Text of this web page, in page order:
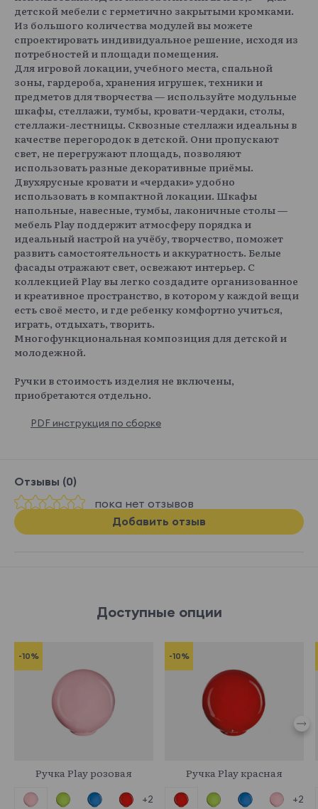
детской мебели с герметично закрытыми кромками.
Из большого количества модулей вы можете
спроектировать индивидуальное решение, исходя из
потребностей и площади помещения.
Для игровой локации, учебного места, спальной
зоны, гардероба, хранения игрушек, техники и
предметов для творчества — используйте модульные
шкафы, стеллажи, тумбы, кровати-чердаки, столы,
стеллажи-лестницы. Сквозные стеллажи идеальны в
качестве перегородок в детской. Они пропускают
свет, не перегружают площадь, позволяют
использовать разные декоративные приёмы.
Двухярусные кровати и «чердаки» удобно
использовать в компактной локации. Шкафы
напольные, навесные, тумбы, лаконичные столы —
мебель Play поддержит атмосферу порядка и
идеальный настрой на учёбу, творчество, поможет
развить самостоятельность и аккуратность. Белые
фасады отражают свет, освежают интерьер. С
коллекцией Play вы легко создадите организованное
и креативное пространство, в котором у каждой вещи
есть своё место, и где ребенку комфортно учиться,
играть, отдыхать, творить.
Многофункциональная композиция для детской и
молодежной.
Ручки в стоимость изделия не включены,
приобретаются отдельно.
PDF инструкция по сборке
Отзывы (0)
пока нет отзывов
Добавить отзыв
Доступные опции
-10%
Ручка Play розовая
+2
-10%
Ручка Play красная
+2